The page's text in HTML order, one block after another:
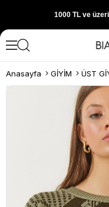
300 TL ve üzeri
Yeni sezon
300 TL ve üzeri
1000 TL ve
Anasayfa GİYİM ÜST